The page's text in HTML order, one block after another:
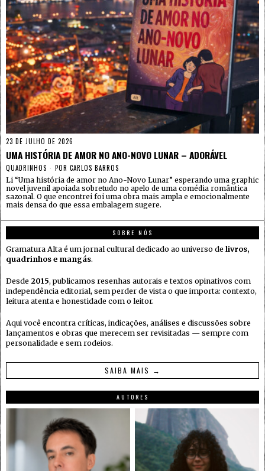
23 DE JULHO DE 2026
UMA HISTÓRIA DE AMOR NO ANO-NOVO LUNAR – ADORÁVEL
QUADRINHOS POR CARLOS BARROS
Li “Uma história de amor no Ano-Novo Lunar” esperando uma graphic
novel juvenil apoiada sobretudo no apelo de uma comédia romântica
sazonal. O que encontrei foi uma obra mais ampla e emocionalmente
mais densa do que essa embalagem sugere.
SOBRE NÓS
Gramatura Alta é um jornal cultural dedicado ao universo de livros,
quadrinhos e mangás.
Desde 2015, publicamos resenhas autorais e textos opinativos com
independência editorial, sem perder de vista o que importa: contexto,
leitura atenta e honestidade com o leitor.
Aqui você encontra críticas, indicações, análises e discussões sobre
lançamentos e obras que merecem ser revisitadas — sempre com
personalidade e sem rodeios.
SAIBA MAIS →
AUTORES